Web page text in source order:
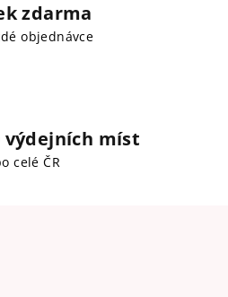
zdarma
objednávce
výdejních míst
celé ČR